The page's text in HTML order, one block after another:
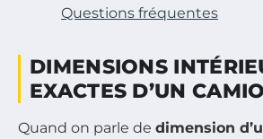
Questions fréquentes
DIMENSIONS
EXACTES D’UN
Quand on parle de dimension